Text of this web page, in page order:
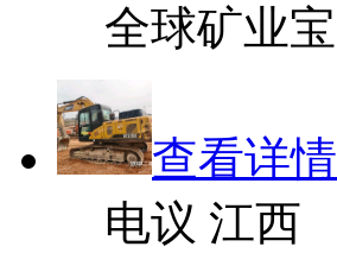
全球矿业宝
查看详情
电议 江西